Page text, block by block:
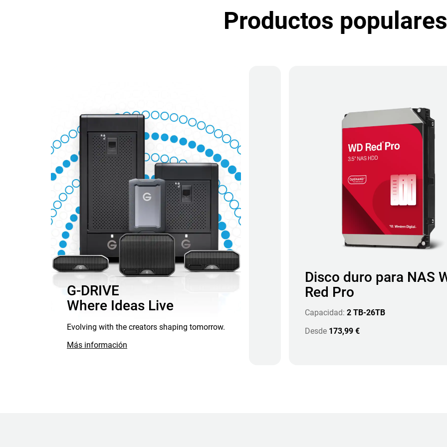
Productos populares
G-DRIVE
Where Ideas Live
Evolving with the creators shaping tomorrow.
Más información
Disco duro para NAS
Red Pro
Capacidad: 2 TB-26TB
Desde 173,99 €